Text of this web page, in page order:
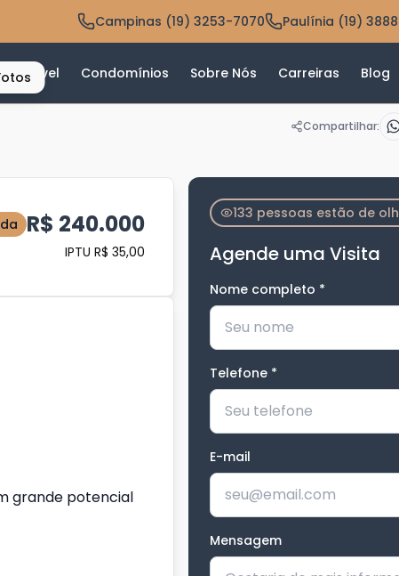
Campinas (19) 3253-7070 Paulínia (19)
Imóvel Condomínios Sobre Nós Carreiras Blog
Compartilhar:
R$ 240.000
IPTU R$ 35,00
grande potencial
133 pessoas estão de
Agende uma Visita
Nome completo *
Telefone *
E-mail
Mensagem